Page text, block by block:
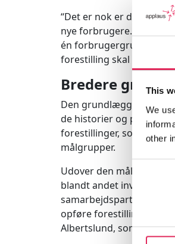
This
We
other
Consent
“Det er nok er den
nye forbrugere. Og jeg
én forbrugergruppe,
forestilling skal
Bredere grad
Den grundlæggende
de historier og
forestillinger, som også
målgrupper.
Udover den målsætning
blandt andet involverer
samarbejdspartnere på
opføre forestillinger nye
Albertslund, som